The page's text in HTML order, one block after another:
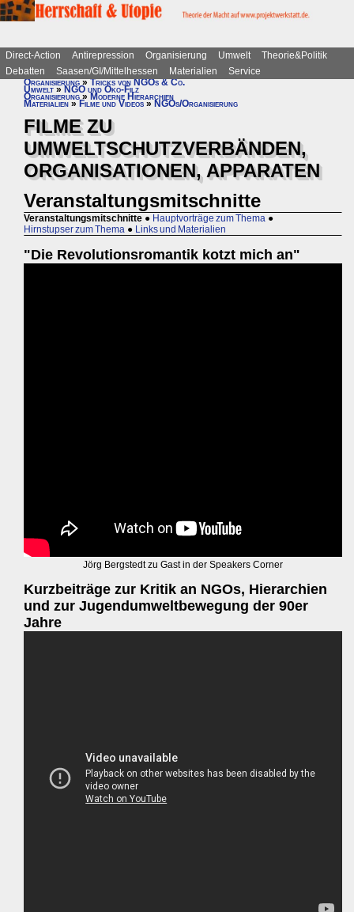
Direct-Action Antirepression Organisierung Umwelt
Theorie&Politik
Debatten
Saasen/GI/Mittelhessen Materialien
Service
Organisierung»Tricks von NGOs & Co.
Umwelt » NGO und Öko-Filz
Organisierung » Moderne Hierarchien
Materialien » Filme und Videos » NGOs/Organisierung
FILME ZU
UMWELTSCHUTZVERBÄNDEN,
ORGANISATIONEN, APPARATEN
Veranstaltungsmitschnitte
Veranstaltungsmitschnitte ● Hauptvorträge zum Thema ●
Hirnstupser zum Thema ● Links und Materialien
"Die Revolutionsromantik kotzt mich an"
Jörg Bergstedt zu Gast in der Speakers Corner
Kurzbeiträge zur Kritik an NGOs, Hierarchien
und zur Jugendumweltbewegung der 90er
Jahre